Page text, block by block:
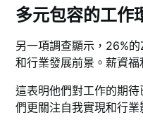
多元包容的工作
另一項調查顯示，26%
和行業發展前景。薪資福
這表明他們對工作的期
們更關注自我實現和行業